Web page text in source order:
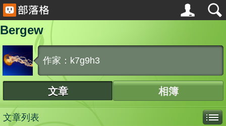
Bergew
作家：k7g9h3
文章 相簿
文章列表